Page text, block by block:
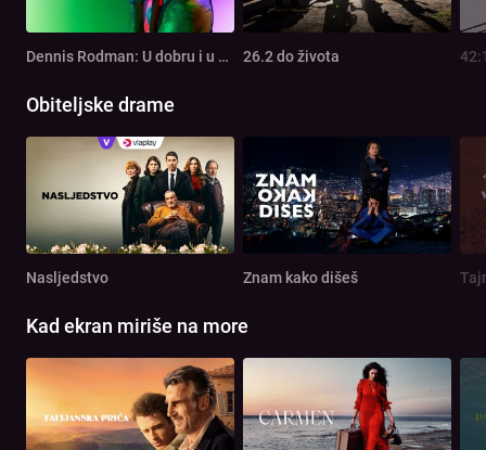
Dennis Rodman: U dobru i u zlu 26.2 do života
Obiteljske drame
Nasljedstvo Znam kako dišeš
Kad ekran miriše na more